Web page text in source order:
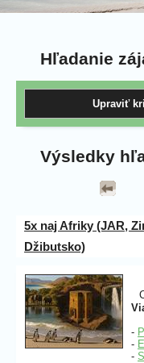
Hľadanie
Výsledky
5x naj Afriky (JAR,
Džibutsko)
-
-
-